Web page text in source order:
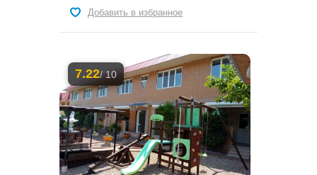
Добавить в избранное
7.22/ 10